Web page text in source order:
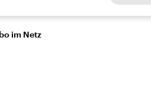
Kultur Europa
im Netz